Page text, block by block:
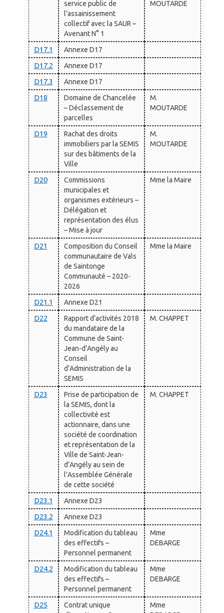
service public de
l’assainissement
collectif avec la SAUR –
Avenant N° 1
MOUTARDE
D17.1 Annexe D17
D17.2 Annexe D17
D17.3 Annexe D17
D18
Domaine de Chancelée
– Déclassement de
parcelles
M.
MOUTARDE
D19
Rachat des droits
immobiliers par la SEMIS
sur des bâtiments de la
Ville
M.
MOUTARDE
D20
Commissions
municipales et
organismes extérieurs –
Délégation et
représentation des élus
– Mise à jour
Mme la Maire
D21
Composition du Conseil
communautaire de Vals
de Saintonge
Communauté – 2020-
2026
Mme la Maire
D21.1 Annexe D21
D22
Rapport d’activités 2018
du mandataire de la
Commune de Saint-
Jean-d’Angély au
Conseil
d’Administration de la
SEMIS
M. CHAPPET
D23
Prise de participation de
la SEMIS, dont la
collectivité est
actionnaire, dans une
société de coordination
et représentation de la
Ville de Saint-Jean-
d’Angély au sein de
l’Assemblée Générale
de cette société
M. CHAPPET
D23.1 Annexe D23
D23.2 Annexe D23
D24.1
Modification du tableau
des effectifs –
Personnel permanent
Mme
DEBARGE
D24.2
Modification du tableau
des effectifs –
Personnel permanent
Mme
DEBARGE
D25
Contrat unique
Mme